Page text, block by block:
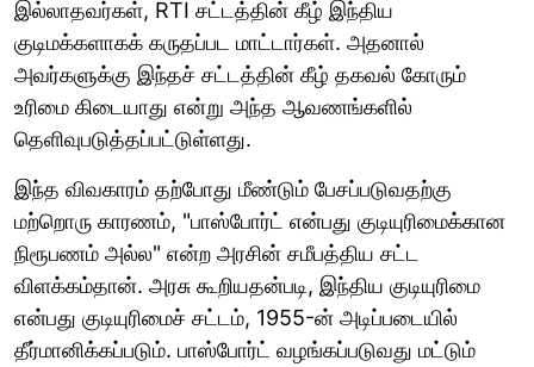
இல்லாதவர்கள், RTI சட்டத்தின் கீழ் இந்திய
குடிமக்களாகக் கருதப்பட மாட்டார்கள். அதனால்
அவர்களுக்கு இந்தச் சட்டத்தின் கீழ் தகவல் கோரும்
உரிமை கிடையாது என்று அந்த ஆவணங்களில்
தெளிவுபடுத்தப்பட்டுள்ளது.
இந்த விவகாரம் தற்போது மீண்டும் பேசப்படுவதற்கு
மற்றொரு காரணம், "பாஸ்போர்ட் என்பது குடியுரிமைக்கான
நிரூபணம் அல்ல" என்ற அரசின் சமீபத்திய சட்ட
விளக்கம்தான். அரசு கூறியதன்படி, இந்திய குடியுரிமை
என்பது குடியுரிமைச் சட்டம், 1955-ன் அடிப்படையில்
தீர்மானிக்கப்படும். பாஸ்போர்ட் வழங்கப்படுவது மட்டும்